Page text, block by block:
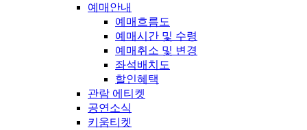
예매안내
예매흐름도
예매시간 및 수령
예매취소 및 변경
좌석배치도
할인혜택
관람 에티켓
공연소식
키움티켓